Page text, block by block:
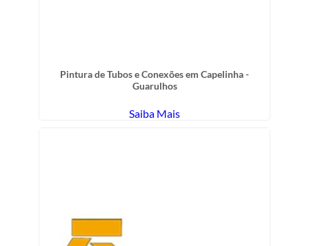
Pintura de Tubos e Conexões em Capelinha -
Guarulhos
Saiba Mais